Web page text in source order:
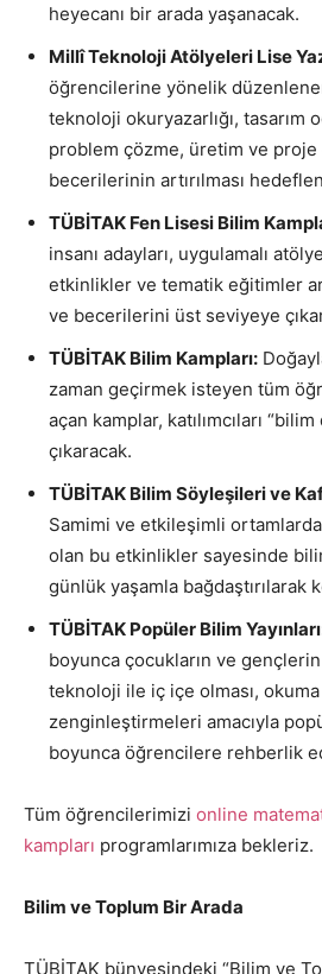
heyecanı bir arada yaşanacak.
Millî Teknoloji Atölyeleri Lise
öğrencilerine yönelik
teknoloji okuryazarlığı, tasarım
problem çözme, üretim ve
becerilerinin artırılması
TÜBİTAK Fen Lisesi Bilim
insanı adayları, uygulamalı
etkinlikler ve tematik eğitimler
ve becerilerini üst seviyeye
TÜBİTAK Bilim Kampları:
zaman geçirmek isteyen tüm
açan kamplar, katılımcıları
çıkaracak.
TÜBİTAK Bilim Söyleşileri ve
Samimi ve etkileşimli
olan bu etkinlikler sayesinde
günlük yaşamla bağdaştırılarak
TÜBİTAK Popüler Bilim
boyunca çocukların ve
teknoloji ile iç içe olması, okuma
zenginleştirmeleri amacıyla
boyunca öğrencilere rehberlik
Tüm öğrencilerimizi online
kampları programlarımıza bekleriz.
Bilim ve Toplum Bir Arada
TÜBİTAK bünyesindeki “Bilim ve